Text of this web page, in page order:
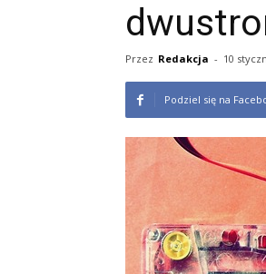
Przez Redakcja - 10
Podziel się na